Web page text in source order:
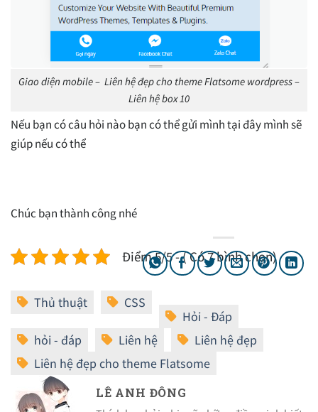
Giao diện mobile – Liên hệ đẹp cho theme Flatsome wordpress –
Liên hệ box 10
Nếu bạn có câu hỏi nào bạn có thể gửi mình tại đây mình sẽ
giúp nếu có thể
Chúc bạn thành công nhé
Điểm 5/5 - ( Có 7 bình chọn)
LÊ ANH ĐÔNG